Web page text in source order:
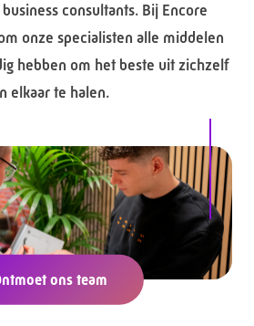
consultants. Bij Encore
onze specialisten alle middelen
hebben om het beste uit zichzelf
elkaar te halen.
ons team